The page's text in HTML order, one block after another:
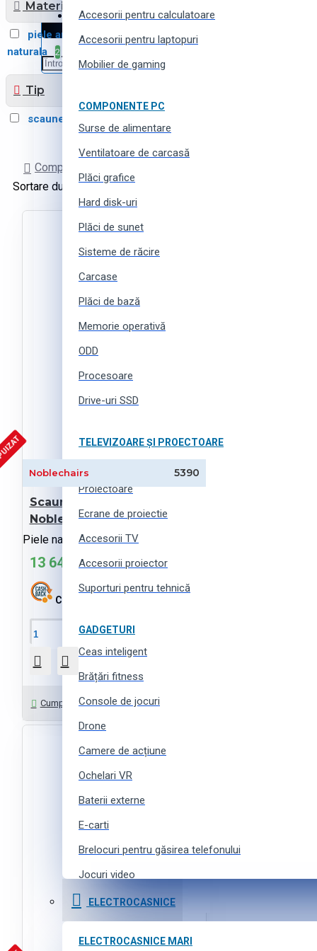
Haine, încălțăminte și accesorii
Accesorii pentru calculatoare
Accesorii pentru laptopuri
Mobilier de gaming
COMPONENTE PC
Surse de alimentare
Ventilatoare de carcasă
Plăci grafice
Hard disk-uri
Plăci de sunet
Sisteme de răcire
Carcase
Plăci de bază
Memorie operativă
ODD
Procesoare
Drive-uri SSD
TELEVIZOARE ȘI PROECTOARE
Proiectoare
Ecrane de proiectie
Accesorii TV
Accesorii proiector
Suporturi pentru tehnică
GADGETURI
Ceas inteligent
Brățări fitness
Console de jocuri
Drone
Camere de acțiune
Ochelari VR
Baterii externe
E-carti
Brelocuri pentru găsirea telefonului
Jocuri video
Curele pentru ceasuri inteligente
Accesorii pentru camere de acțiune
ELECTROCASNICE
ELECTROCASNICE MARI
Material scaun
piele artificiala 16
piele
naturala
2
Tip
scaune de gaming
Comparare produse
Sortare după:
Noblechairs 5390
Scaun de gaming
Noblechairs Icon
Piele naturala, albastru Inchis
13 649 MDL
Cashback:
În Coş
Cumpără cu 1 click Întrebați-ne